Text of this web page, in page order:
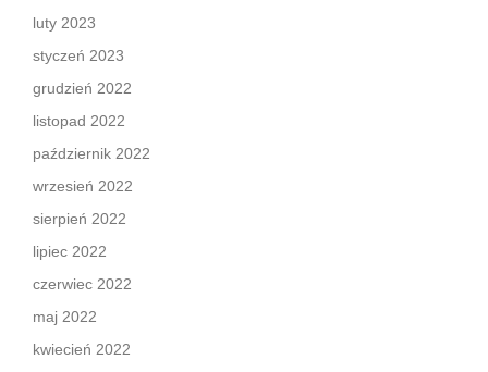
luty 2023
styczeń 2023
grudzień 2022
listopad 2022
październik 2022
wrzesień 2022
sierpień 2022
lipiec 2022
czerwiec 2022
maj 2022
kwiecień 2022